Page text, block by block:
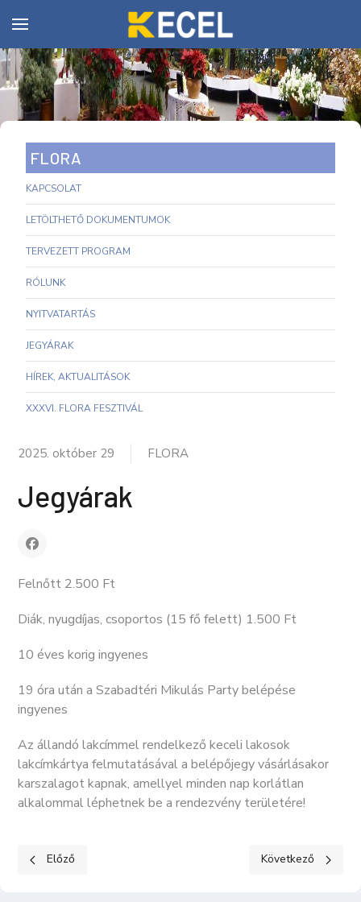
FLORA
KAPCSOLAT
LETÖLTHETŐ DOKUMENTUMOK
TERVEZETT PROGRAM
RÓLUNK
NYITVATARTÁS
JEGYÁRAK
HÍREK, AKTUALITÁSOK
XXXVI. FLORA FESZTIVÁL
2025. október 29 FLORA
Jegyárak
Felnőtt 2.500 Ft
Diák, nyugdíjas, csoportos (15 fő felett) 1.500 Ft
10 éves korig ingyenes
19 óra után a Szabadtéri Mikulás Party belépése
ingyenes
Az állandó lakcímmel rendelkező keceli lakosok
lakcímkártya felmutatásával a belépőjegy vásárlásakor
karszalagot kapnak, amellyel minden nap korlátlan
alkalommal léphetnek be a rendezvény területére!
Előző cikk: Nyitvatartás
Előző Következő cikk:
Következő